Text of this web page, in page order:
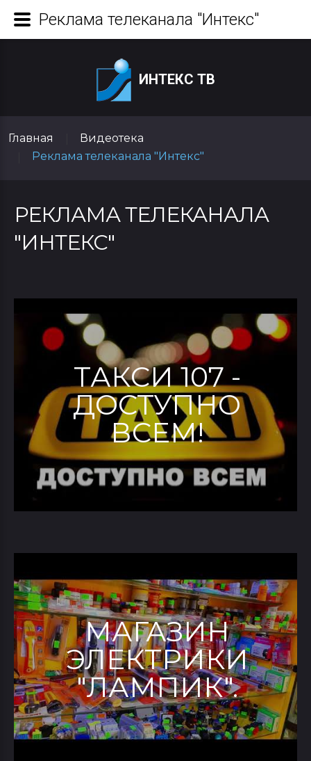
ИНТЕКС ТВ
Главная
Видеотека
Реклама телеканала "Интекс"
РЕКЛАМА ТЕЛЕКАНАЛА
"ИНТЕКС"
ТАКСИ 107 -
ДОСТУПНО
ВСЕМ!
МАГАЗИН
ЭЛЕКТРИКИ
"ЛАМПИК".
Реклама телеканала "Интекс"